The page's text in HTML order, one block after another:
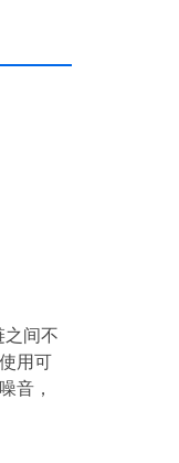
之间不
用可
音，